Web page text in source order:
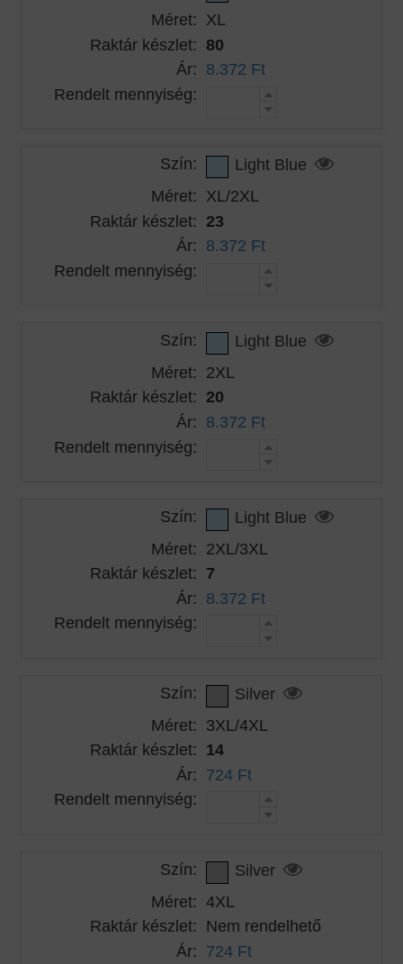
Méret: XL
Raktár készlet: 80
Ár: 8.372 Ft
Rendelt mennyiség:
Szín:
Light Blue
Méret: XL/2XL
Raktár készlet: 23
Ár: 8.372 Ft
Rendelt mennyiség:
Szín:
Light Blue
Méret: 2XL
Raktár készlet: 20
Ár: 8.372 Ft
Rendelt mennyiség:
Szín:
Light Blue
Méret: 2XL/3XL
Raktár készlet: 7
Ár: 8.372 Ft
Rendelt mennyiség:
Szín:
Silver
Méret: 3XL/4XL
Raktár készlet: 14
Ár: 724 Ft
Rendelt mennyiség:
Szín:
Silver
Méret: 4XL
Raktár készlet: Nem rendelhető
Ár: 724 Ft